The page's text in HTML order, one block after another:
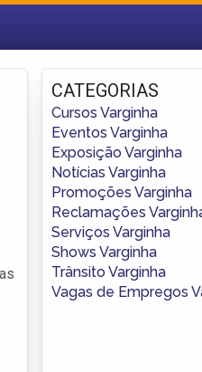
Fazer login
Criar conta
CATEGORIAS
Cursos Varginha
Eventos Varginha
Exposição Varginha
Notícias Varginha
Promoções Varginha
Reclamações
Serviços Varginha
Shows Varginha
Trânsito Varginha
Vagas de Empregos